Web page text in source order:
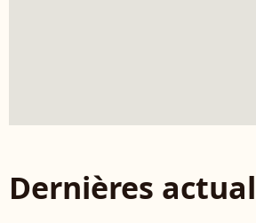
Dernières